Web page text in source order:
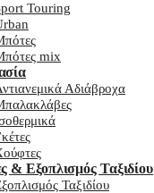
Touring
mix
Αδιάβροχα
& Εξοπλισμός Ταξιδίου
Ταξιδίου